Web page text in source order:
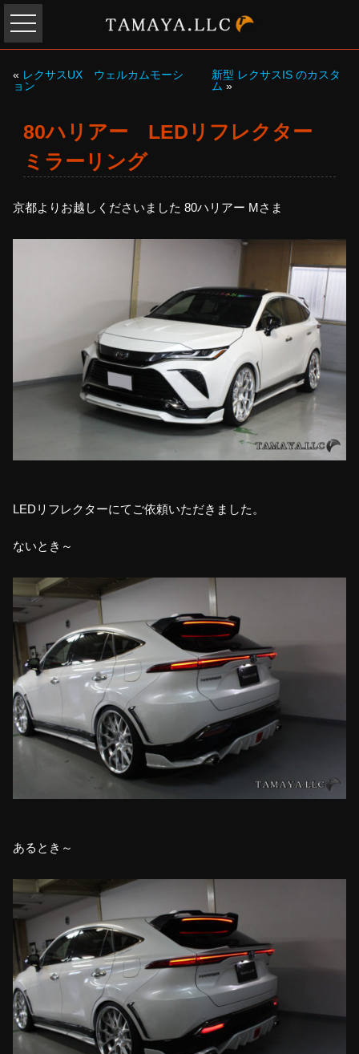
« レクサスUX ウェルカムモーシ
ョン
新型 レクサスIS のカスタ
ム »
80ハリアー LEDリフレクター
ミラーリング
京都よりお越しくださいました 80ハリアー Mさま
LEDリフレクターにてご依頼いただきました。
ないとき～
あるとき～